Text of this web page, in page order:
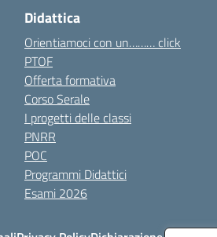
Didattica
Orientiamoci con un……… click
PTOF
Offerta formativa
Corso Serale
I progetti delle classi
PNRR
POC
Programmi Didattici
Esami 2026